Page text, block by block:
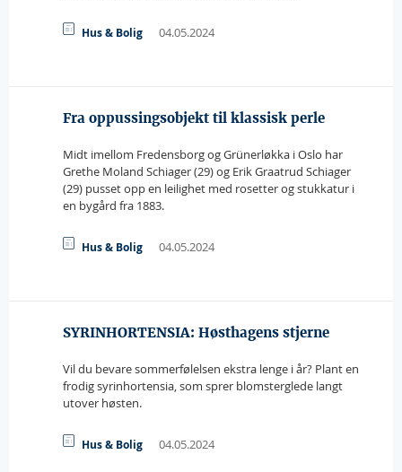
Hus & Bolig 04.05.2024
Fra oppussingsobjekt til klassisk perle
Midt imellom Fredensborg og Grünerløkka i Oslo har
Grethe Moland Schiager (29) og Erik Graatrud Schiager
(29) pusset opp en leilighet med rosetter og stukkatur i
en bygård fra 1883.
Hus & Bolig 04.05.2024
SYRINHORTENSIA: Høsthagens stjerne
Vil du bevare sommerfølelsen ekstra lenge i år? Plant en
frodig syrinhortensia, som sprer blomsterglede langt
utover høsten.
Hus & Bolig 04.05.2024